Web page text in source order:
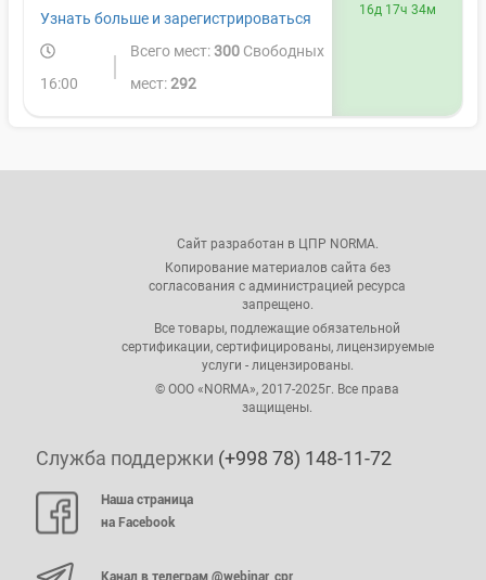
Узнать больше и зарегистрироваться
16:00
Всего мест:300 Свободных
мест:292
16д 17ч 34м
Сайт разработан в ЦПР NORMA.
Копирование материалов сайта без
согласования с администрацией ресурса
запрещено.
Все товары, подлежащие обязательной
сертификации, сертифицированы, лицензируемые
услуги - лицензированы.
© ООО «NORMA», 2017-2025г. Все права
защищены.
Служба поддержки (+998 78) 148-11-72
Наша страница
на Facebook
Канал в телеграм @webinar_cpr